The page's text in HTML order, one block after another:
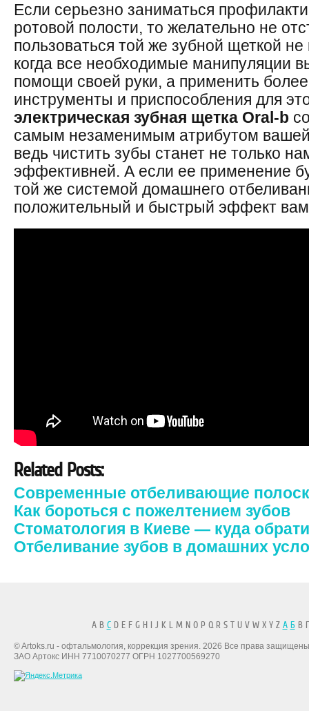
Если серьезно заниматься
ротовой полости, то желательно не
пользоваться той же зубной щеткой не
когда все необходимые манипуляции
помощи своей руки, а применить
инструменты и приспособления для
электрическая зубная щетка Оral-b
самым незаменимым атрибутом
ведь чистить зубы станет не только
эффективней. А если ее применение
той же системой домашнего
положительный и быстрый эффект вам
Related Posts:
Современные отбеливающие
Как бороться с пожелтением зубов
Стоматология в Киеве — куда
Отбеливание зубов в домашних
A B CD E F G H I J K L M N O P Q R S T U V W X Y Z А БВ
© Artoks.ru - офтальмология, коррекция зрения. 2026 Все права
ЗАО Артокс ИНН 7710070277 ОГРН 1027700569270